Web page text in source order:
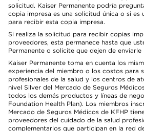
solicitud. Kaiser Permanente podría
copia impresa es una solicitud única o si es
para recibir esta copia impresa.
Si realiza la solicitud para recibir copias
proveedores, esta permanece hasta que
Permanente o solicite que dejen de enviarle
Kaiser Permanente toma en cuenta los
experiencia del miembro o los costos para
profesionales de la salud y los centros de
nivel Silver del Mercado de Seguros
todos los demás productos y líneas de
Foundation Health Plan). Los miembros
Mercado de Seguros Médicos de KFHP
proveedores del cuidado de la salud
complementarios que participan en la red